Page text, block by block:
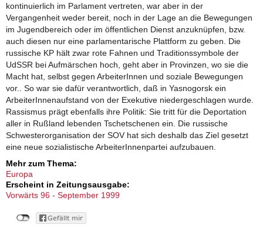
kontinuierlich im Parlament vertreten, war aber in der
Vergangenheit weder bereit, noch in der Lage an die Bewegungen
im Jugendbereich oder im öffentlichen Dienst anzuknüpfen, bzw.
auch diesen nur eine parlamentarische Plattform zu geben. Die
russische KP hält zwar rote Fahnen und Traditionssymbole der
UdSSR bei Aufmärschen hoch, geht aber in Provinzen, wo sie die
Macht hat, selbst gegen ArbeiterInnen und soziale Bewegungen
vor.. So war sie dafür verantwortlich, daß in Yasnogorsk ein
ArbeiterInnenaufstand von der Exekutive niedergeschlagen wurde.
Rassismus prägt ebenfalls ihre Politik: Sie tritt für die Deportation
aller in Rußland lebenden Tschetschenen ein. Die russische
Schwesterorganisation der SOV hat sich deshalb das Ziel gesetzt
eine neue sozialistische ArbeiterInnenpartei aufzubauen.
Mehr zum Thema:
Europa
Erscheint in Zeitungsausgabe:
Vorwärts 96 - September 1999